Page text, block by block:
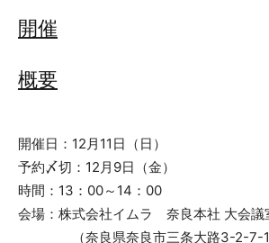
開催
概要
開催日：12月11日（日）
予約〆切：12月9日（金）
時間：13：00～14：00
会場：株式会社イムラ 奈良本社 大会議
（奈良県奈良市三条大路3-2-7-1